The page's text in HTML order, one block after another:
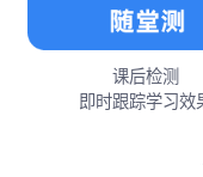
课后检测
即时跟踪学习效